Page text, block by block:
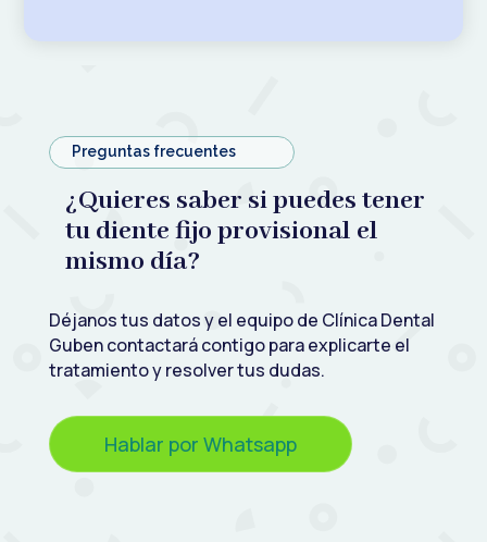
Preguntas frecuentes
¿Quieres saber si puedes tener
tu diente fijo provisional el
mismo día?
Déjanos tus datos y el equipo de Clínica Dental
Guben contactará contigo para explicarte el
tratamiento y resolver tus dudas.
Hablar por Whatsapp